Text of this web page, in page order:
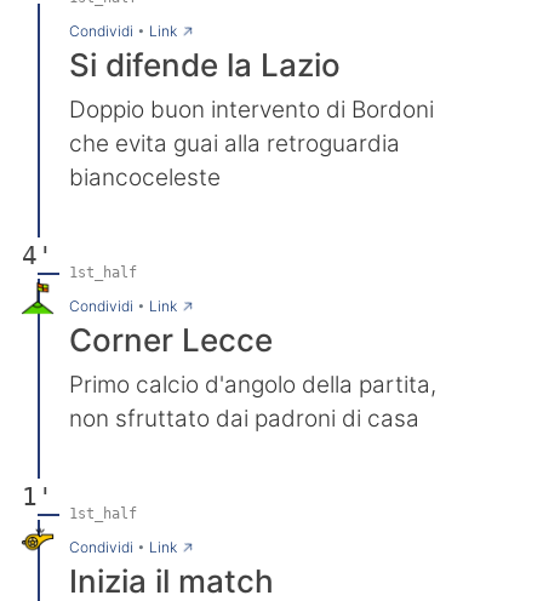
Condividi • Link→
Si difende la Lazio
Doppio buon intervento di Bordoni
che evita guai alla retroguardia
biancoceleste
4'
1st_half
Condividi • Link→
Corner Lecce
Primo calcio d'angolo della partita,
non sfruttato dai padroni di casa
1'
1st_half
Condividi • Link→
Inizia il match